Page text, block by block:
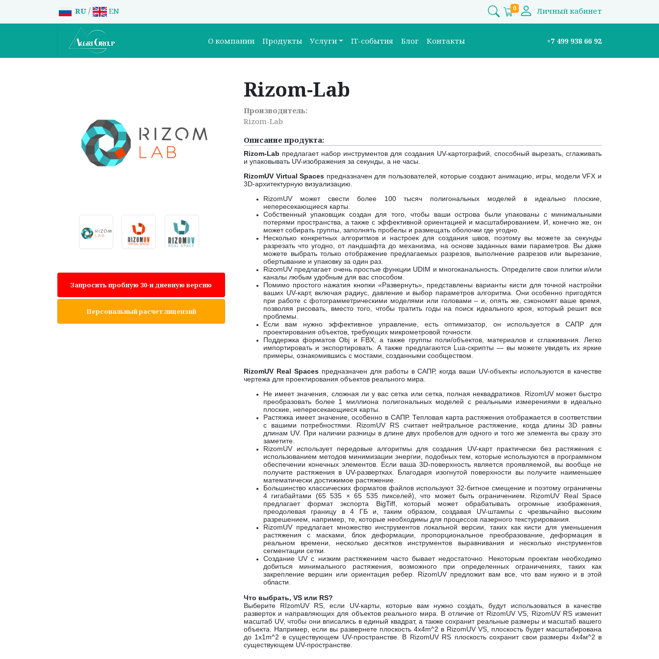
RU / EN 0 Личный кабинет
О компании Продукты Услуги IT-события Блог Контакты +7 499 938 66 92
Запросить пробную 30-и дневную версию
Персональный расчет лицензий
Rizom-Lab
Производитель:
Rizom-Lab
Описание продукта:
Rizom-Lab предлагает набор инструментов для создания UV-картографий, способный вырезать, сглаживать
и упаковывать UV-изображения за секунды, а не часы.
RizomUV Virtual Spaces предназначен для пользователей, которые создают анимацию, игры, модели VFX и
3D-архитектурную визуализацию.
RizomUV может свести более 100 тысяч полигональных моделей в идеально плоские,
непересекающиеся карты.
Собственный упаковщик создан для того, чтобы ваши острова были упакованы с минимальными
потерями пространства, а также с эффективной ориентацией и масштабированием. И, конечно же, он
может собирать группы, заполнять пробелы и размещать оболочки где угодно.
Несколько конкретных алгоритмов и настроек для создания швов, поэтому вы можете за секунды
разрезать что угодно, от ландшафта до механизма, на основе заданных вами параметров. Вы даже
можете выбрать только отображение предлагаемых разрезов, выполнение разрезов или вырезание,
обертывание и упаковку за один раз.
RizomUV предлагает очень простые функции UDIM и многоканальность. Определите свои плитки и/или
каналы любым удобным для вас способом.
Помимо простого нажатия кнопки «Развернуть», представлены варианты кисти для точной настройки
ваших UV-карт, включая радиус, давление и выбор параметров алгоритма. Они особенно пригодятся
при работе с фотограмметрическими моделями или головами – и, опять же, сэкономят ваше время,
позволяя рисовать, вместо того, чтобы тратить годы на поиск идеального кроя, который решит все
проблемы.
Если вам нужно эффективное управление, есть оптимизатор, он используется в САПР для
проектирования объектов, требующих микрометровой точности.
Поддержка форматов Obj и FBX, а также группы поли/объектов, материалов и сглаживания. Легко
импортировать и экспортировать. А также предлагаются Lua-скрипты — вы можете увидеть их яркие
примеры, ознакомившись с мостами, созданными сообществом.
RizomUV Real Spacesпредназначен для работы в САПР, когда ваши UV-объекты используются в качестве
чертежа для проектирования объектов реального мира.
Не имеет значения, сложная ли у вас сетка или сетка, полная неквадратиков. RizomUV может быстро
преобразовать более 1 миллиона полигональных моделей с реальными измерениями в идеально
плоские, непересекающиеся карты.
Растяжка имеет значение, особенно в САПР. Тепловая карта растяжения отображается в соответствии
с вашими потребностями. RizomUV RS считает нейтральное растяжение, когда длины 3D равны
длинам UV. При наличии разницы в длине двух пробелов для одного и того же элемента вы сразу это
заметите.
RizomUV использует передовые алгоритмы для создания UV-карт практически без растяжения с
использованием методов минимизации энергии, подобных тем, которые используются в программном
обеспечении конечных элементов. Если ваша 3D-поверхность является проявляемой, вы вообще не
получите растяжения в UV-развертках. Благодаря изогнутой поверхности вы получите наименьшее
математически достижимое растяжение.
Большинство классических форматов файлов используют 32-битное смещение и поэтому ограничены
4 гигабайтами (65 535 × 65 535 пикселей), что может быть ограничением. RizomUV Real Space
предлагает формат экспорта BigTiff, который может обрабатывать огромные изображения,
преодолевая границу в 4 ГБ и, таким образом, создавая UV-штампы с чрезвычайно высоким
разрешением, например, те, которые необходимы для процессов лазерного текстурирования.
RizomUV предлагает множество инструментов локальной версии, таких как кисти для уменьшения
растяжения с масками, блок деформации, пропорциональное преобразование, деформация в
реальном времени, несколько десятков инструментов выравнивания и несколько инструментов
сегментации сетки.
Создание UV с низким растяжением часто бывает недостаточно. Некоторым проектам необходимо
добиться минимального растяжения, возможного при определенных ограничениях, таких как
закрепление вершин или ориентация ребер. RizomUV предложит вам все, что вам нужно и в этой
области.
Что выбрать, VS или RS?
Выберите RIzomUV RS, если UV-карты, которые вам нужно создать, будут использоваться в качестве
разверток и направляющих для объектов реального мира. В отличие от RizomUV VS, RizomUV RS изменит
масштаб UV, чтобы они вписались в единый квадрат, а также сохранит реальные размеры и масштаб вашего
объекта. Например, если вы развернете плоскость 4x4m^2 в RizomUV VS, плоскость будет масштабирована
до 1x1m^2 в существующем UV-пространстве. В RizomUV RS плоскость сохранит свои размеры 4х4м^2 в
существующем UV-пространстве.